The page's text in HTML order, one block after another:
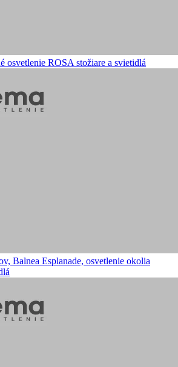
osvetlenie ROSA stožiare a svietidlá
Balnea Esplanade, osvetlenie okolia